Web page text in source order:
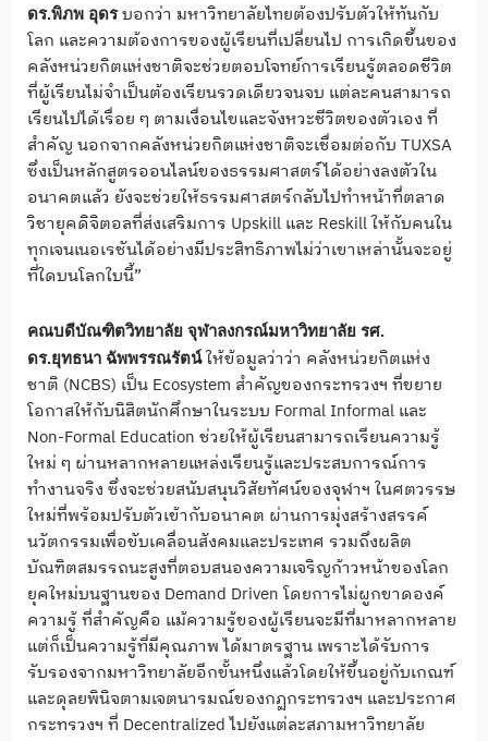
ดร.พิภพ อุดรบอกว่า มหาวิทยาลัยไทยต้องปรับตัวให้ทันกับ
โลก และความต้องการของผู้เรียนที่เปลี่ยนไป การเกิดขึ้นของ
คลังหน่วยกิตแห่งชาติจะช่วยตอบโจทย์การเรียนรู้ตลอดชีวิต
ที่ผู้เรียนไม่จำเป็นต้องเรียนรวดเดียวจนจบ แต่ละคนสามารถ
เรียนไปได้เรื่อย ๆ ตามเงื่อนไขและจังหวะชีวิตของตัวเอง ที่
สำคัญ นอกจากคลังหน่วยกิตแห่งชาติจะเชื่อมต่อกับ TUXSA
ซึ่งเป็นหลักสูตรออนไลน์ของธรรมศาสตร์ได้อย่างลงตัวใน
อนาคตแล้ว ยังจะช่วยให้ธรรมศาสตร์กลับไปทำหน้าที่ตลาด
วิชายุคดิจิตอลที่ส่งเสริมการ Upskill และ Reskill ให้กับคนใน
ทุกเจนเนอเรชันได้อย่างมีประสิทธิภาพไม่ว่าเขาเหล่านั้นจะอยู่
ที่ใดบนโลกใบนี้”
คณบดีบัณฑิตวิทยาลัย จุฬาลงกรณ์มหาวิทยาลัย รศ.
ดร.ยุทธนา ฉัพพรรณรัตน์ให้ข้อมูลว่าว่า คลังหน่วยกิตแห่ง
ชาติ (NCBS) เป็น Ecosystem สำคัญของกระทรวงฯ ที่ขยาย
โอกาสให้กับนิสิตนักศึกษาในระบบ Formal Informal และ
Non-Formal Education ช่วยให้ผู้เรียนสามารถเรียนความรู้
ใหม่ ๆ ผ่านหลากหลายแหล่งเรียนรู้และประสบการณ์การ
ทำงานจริง ซึ่งจะช่วยสนับสนุนวิสัยทัศน์ของจุฬาฯ ในศตวรรษ
ใหม่ที่พร้อมปรับตัวเข้ากับอนาคต ผ่านการมุ่งสร้างสรรค์
นวัตกรรมเพื่อขับเคลื่อนสังคมและประเทศ รวมถึงผลิต
บัณฑิตสมรรถนะสูงที่ตอบสนองความเจริญก้าวหน้าของโลก
ยุคใหม่บนฐานของ Demand Driven โดยการไม่ผูกขาดองค์
ความรู้ ที่สำคัญคือ แม้ความรู้ของผู้เรียนจะมีที่มาหลากหลาย
แต่ก็เป็นความรู้ที่มีคุณภาพ ได้มาตรฐาน เพราะได้รับการ
รับรองจากมหาวิทยาลัยอีกขั้นหนึ่งแล้วโดยให้ขึ้นอยู่กับเกณฑ์
และดุลยพินิจตามเจตนารมณ์ของกฏกระทรวงฯ และประกาศ
กระทรวงฯ ที่ Decentralized ไปยังแต่ละสภามหาวิทยาลัย